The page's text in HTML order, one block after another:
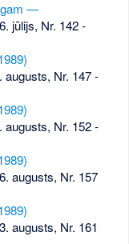
—
jūlijs, Nr. 142-
augusts, Nr. 147-
augusts, Nr. 152-
augusts, Nr. 157
augusts, Nr. 161